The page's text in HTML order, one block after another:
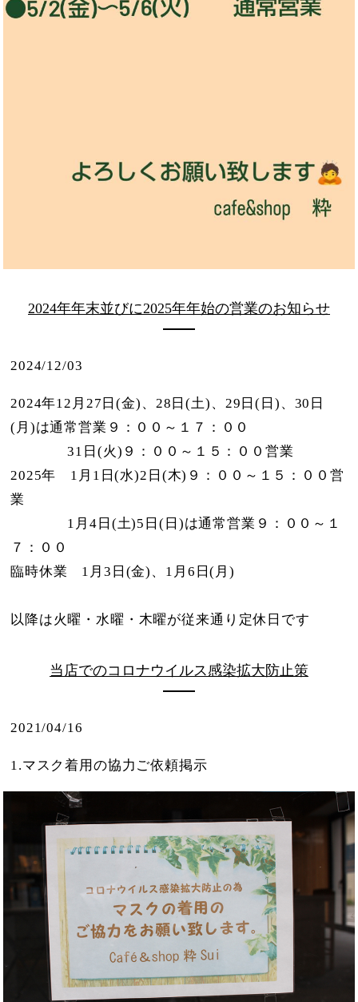
2024年年末並びに2025年年始の営業のお知らせ
2024/12/03
2024年12月27日(金)、28日(土)、29日(日)、30日
(月)は通常営業９：００～１７：００
31日(火)９：００～１５：００営業
2025年 1月1日(水)2日(木)９：００～１５：００営
業
1月4日(土)5日(日)は通常営業９：００～１
７：００
臨時休業 1月3日(金)、1月6日(月)
以降は火曜・水曜・木曜が従来通り定休日です
当店でのコロナウイルス感染拡大防止策
2021/04/16
1.マスク着用の協力ご依頼掲示